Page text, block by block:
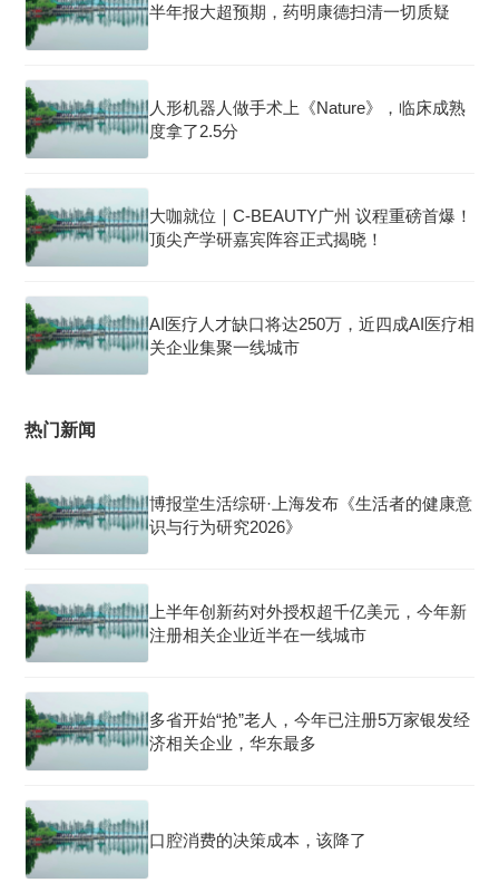
半年报大超预期，药明康德扫清一切质疑
人形机器人做手术上《Nature》，临床成熟
度拿了2.5分
大咖就位｜C-BEAUTY广州 议程重磅首爆！
顶尖产学研嘉宾阵容正式揭晓！
AI医疗人才缺口将达250万，近四成AI医疗相
关企业集聚一线城市
热门新闻
博报堂生活综研·上海发布《生活者的健康意
识与行为研究2026》
上半年创新药对外授权超千亿美元，今年新
注册相关企业近半在一线城市
多省开始“抢”老人，今年已注册5万家银发经
济相关企业，华东最多
口腔消费的决策成本，该降了